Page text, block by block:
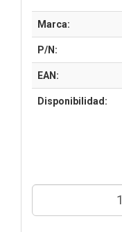
Marca:
P/N:
EAN:
Disponibilidad: